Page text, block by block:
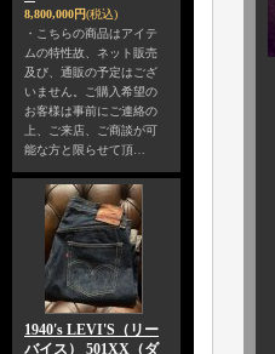
8,800,000円(税込)
・こちらの商品はアイテ
ムの特性故、ネット販売
及び、通販の予定はござ
いません。ご購入希望の
お客様は事前にご連絡の
上、ご来店、ご商談が可
能な方と限らせて頂…
1940's LEVI'S（リー
バイス） 501XX（ダ